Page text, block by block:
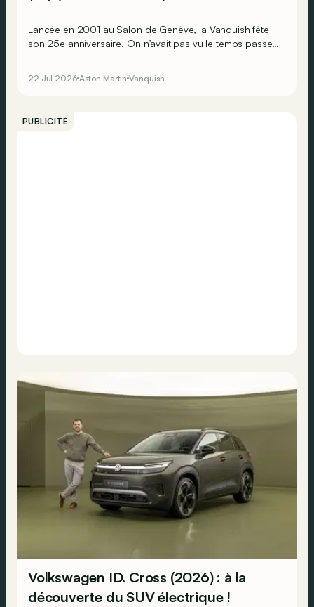
Lancée en 2001 au Salon de Genève, la Vanquish fête
son 25e anniversaire. On n’avait pas vu le temps passer
seulement 25 exemplaires. Enfin, 25 x 2 !
22 Jul 2026 Aston Martin Vanquish
PUBLICITÉ
Volkswagen ID. Cross (2026) : à la
découverte du SUV électrique !